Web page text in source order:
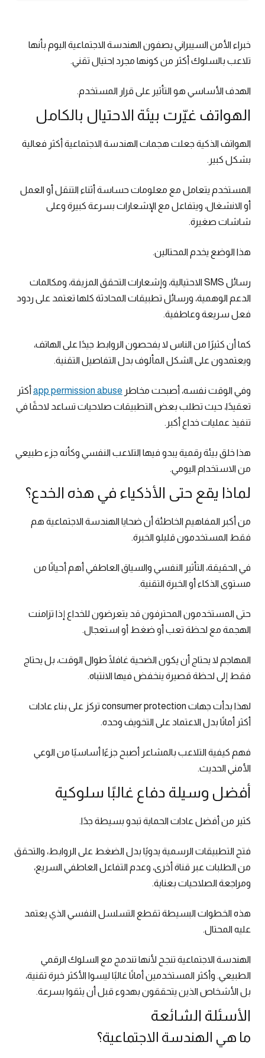
خبراء الأمن السيبراني يصفون الهندسة الاجتماعية اليوم بأنها
تلاعب بالسلوك أكثر من كونها مجرد احتيال تقني.
الهدف الأساسي هو التأثير على قرار المستخدم.
الهواتف غيّرت بيئة الاحتيال بالكامل
الهواتف الذكية جعلت هجمات الهندسة الاجتماعية أكثر فعالية
بشكل كبير.
المستخدم يتعامل مع معلومات حساسة أثناء التنقل أو العمل
أو الانشغال، ويتفاعل مع الإشعارات بسرعة كبيرة وعلى
شاشات صغيرة.
هذا الوضع يخدم المحتالين.
رسائل SMS الاحتيالية، وإشعارات التحقق المزيفة، ومكالمات
الدعم الوهمية، ورسائل تطبيقات المحادثة كلها تعتمد على ردود
فعل سريعة وعاطفية.
كما أن كثيرًا من الناس لا يفحصون الروابط جيدًا على الهاتف،
ويعتمدون على الشكل المألوف بدل التفاصيل التقنية.
وفي الوقت نفسه، أصبحت مخاطر app permission abuse أكثر
تعقيدًا، حيث تطلب بعض التطبيقات صلاحيات تساعد لاحقًا في
تنفيذ عمليات خداع أكبر.
هذا خلق بيئة رقمية يبدو فيها التلاعب النفسي وكأنه جزء طبيعي
من الاستخدام اليومي.
لماذا يقع حتى الأذكياء في هذه الخدع؟
من أكبر المفاهيم الخاطئة أن ضحايا الهندسة الاجتماعية هم
فقط المستخدمون قليلو الخبرة.
في الحقيقة، التأثير النفسي والسياق العاطفي أهم أحيانًا من
مستوى الذكاء أو الخبرة التقنية.
حتى المستخدمون المحترفون قد يتعرضون للخداع إذا تزامنت
الهجمة مع لحظة تعب أو ضغط أو استعجال.
المهاجم لا يحتاج أن يكون الضحية غافلًا طوال الوقت، بل يحتاج
فقط إلى لحظة قصيرة ينخفض فيها الانتباه.
لهذا بدأت جهات consumer protection تركز على بناء عادات
أكثر أمانًا بدل الاعتماد على التخويف وحده.
فهم كيفية التلاعب بالمشاعر أصبح جزءًا أساسيًا من الوعي
الأمني الحديث.
أفضل وسيلة دفاع غالبًا سلوكية
كثير من أفضل عادات الحماية تبدو بسيطة جدًا.
فتح التطبيقات الرسمية يدويًا بدل الضغط على الروابط، والتحقق
من الطلبات عبر قناة أخرى، وعدم التفاعل العاطفي السريع،
ومراجعة الصلاحيات بعناية.
هذه الخطوات البسيطة تقطع التسلسل النفسي الذي يعتمد
عليه المحتال.
الهندسة الاجتماعية تنجح لأنها تندمج مع السلوك الرقمي
الطبيعي. وأكثر المستخدمين أمانًا غالبًا ليسوا الأكثر خبرة تقنية،
بل الأشخاص الذين يتحققون بهدوء قبل أن يثقوا بسرعة.
الأسئلة الشائعة
ما هي الهندسة الاجتماعية؟